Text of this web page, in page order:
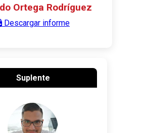
Ortega Rodríguez
Descargar informe
Suplente